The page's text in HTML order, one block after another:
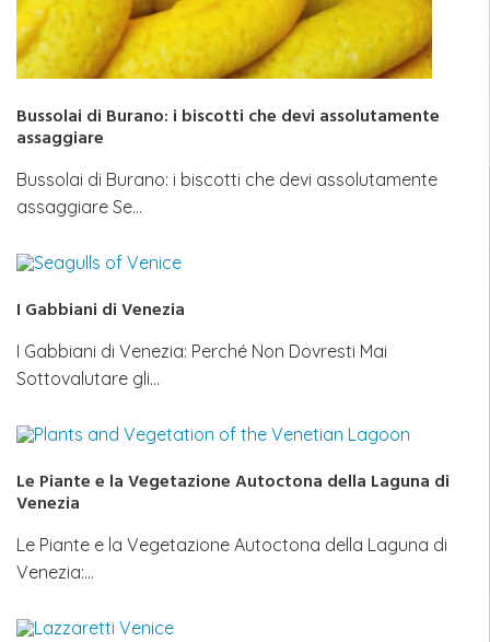
Bussolai di Burano: i biscotti che devi assolutamente
assaggiare
Bussolai di Burano: i biscotti che devi assolutamente
assaggiare Se…
I Gabbiani di Venezia
I Gabbiani di Venezia: Perché Non Dovresti Mai
Sottovalutare gli…
Le Piante e la Vegetazione Autoctona della Laguna di
Venezia
Le Piante e la Vegetazione Autoctona della Laguna di
Venezia:…